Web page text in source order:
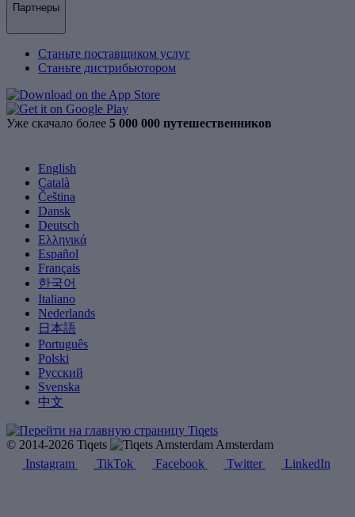
Партнеры
Станьте поставщиком услуг
Станьте дистрибьютором
Уже скачало более 5 000 000 путешественников
English
Català
Čeština
Dansk
Deutsch
Ελληνικά
Español
Français
한국어
Italiano
Nederlands
日本語
Português
Polski
Русский
Svenska
中文
© 2014-2026 Tiqets
Amsterdam
Instagram
TikTok Facebook Twitter LinkedIn